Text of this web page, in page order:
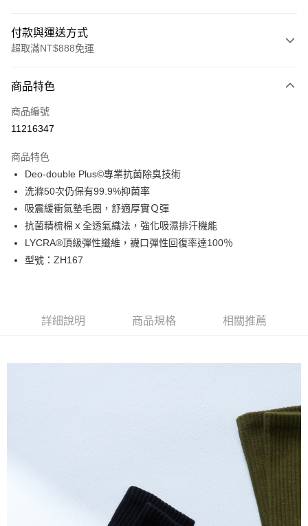
付款與運送方式
超取滿NT$888免運
信用卡一次付款
超商取貨付款
Apple Pay
ATM付款
運送方式
每筆NT$100，滿NT$888(含以上)免運費
每筆NT$150，滿NT$888(含以上)免運費
查看運費
商品特色
商品編號
11216347
商品特色
Deo-double Plus©專業抗菌除臭技術
洗滌50次仍保有99.9%抑菌率
吸震緩衝氣墊毛圈，舒適厚實Ｑ彈
抗菌精梳棉ｘ全透氣織法，強化吸濕排汗機能
LYCRA®頂級彈性纖維，襪口彈性回復率達100％
型號：ZH167
詳細說明 商品規格 相關推薦